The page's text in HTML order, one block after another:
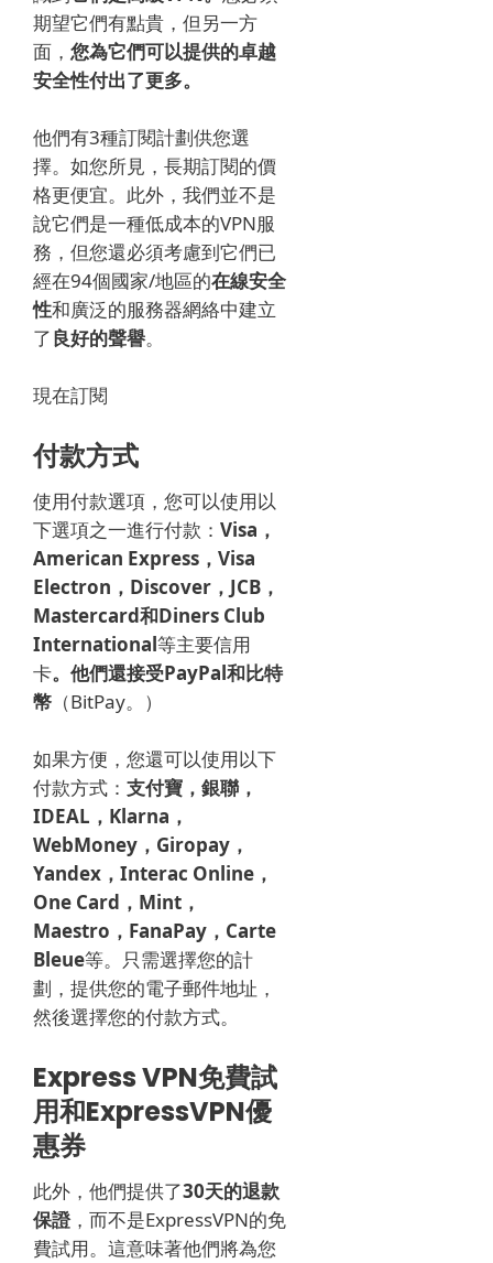
期望它們有點貴，但另一方
面， 您為它們可以提供的卓越
安全性付出了更多。
他們有3種訂閱計劃供您選
擇。 如您所見，長期訂閱的價
格更便宜。 此外，我們並不是
說它們是一種低成本的VPN服
務，但您還必須考慮到它們已
經在94個國家/地區的在線安全
性和廣泛的服務器網絡中建立
了良好的聲譽。
現在訂閱
付款方式
使用付款選項，您可以使用以
下選項之一進行付款： Visa，
American Express，Visa
Electron，Discover，JCB，
Mastercard和Diners Club
International等主要信用
卡。 他們還接受PayPal和比特
幣 （BitPay。）
如果方便，您還可以使用以下
付款方式： 支付寶，銀聯，
IDEAL，Klarna，
WebMoney，Giropay，
Yandex，Interac Online，
One Card，Mint，
Maestro，FanaPay，Carte
Bleue等。 只需選擇您的計
劃，提供您的電子郵件地址，
然後選擇您的付款方式。
Express VPN免費試
用和ExpressVPN優
惠券
此外，他們提供了30天的退款
保證，而不是ExpressVPN的免
費試用。 這意味著他們將為您